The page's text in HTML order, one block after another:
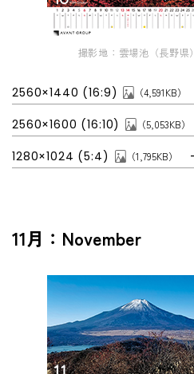
撮影地：雲場池（長野県）
2560×1440 (16:9) （4,591KB）
2560×1600 (16:10) （5,053KB）
1280×1024 (5:4) （1,795KB）
11月：November